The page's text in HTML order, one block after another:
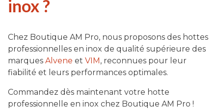
inox ?
Chez Boutique AM Pro, nous proposons des hottes
professionnelles en inox de qualité supérieure des
marques Alvene et VIM, reconnues pour leur
fiabilité et leurs performances optimales.
Commandez dès maintenant votre hotte
professionnelle en inox chez Boutique AM Pro !